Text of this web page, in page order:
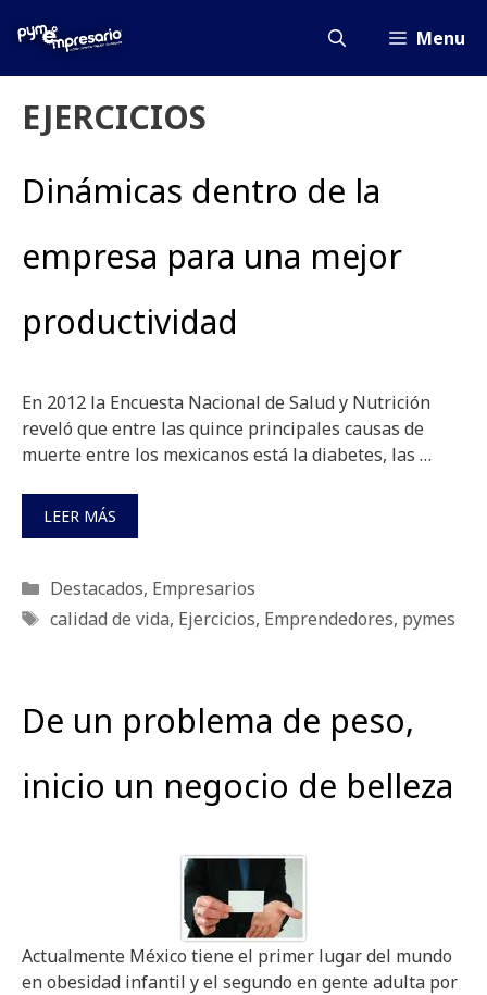
Menu
EJERCICIOS
Dinámicas dentro de la
empresa para una mejor
productividad
En 2012 la Encuesta Nacional de Salud y Nutrición
reveló que entre las quince principales causas de
muerte entre los mexicanos está la diabetes, las …
LEER MÁS
Categorías
Destacados, Empresarios
Etiquetas
calidad de vida, Ejercicios, Emprendedores, pymes
De un problema de peso,
inicio un negocio de belleza
Actualmente México tiene el primer lugar del mundo
en obesidad infantil y el segundo en gente adulta por